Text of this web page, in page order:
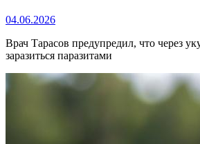
04.06.2026
Врач Тарасов предупредил, что через
заразиться паразитами